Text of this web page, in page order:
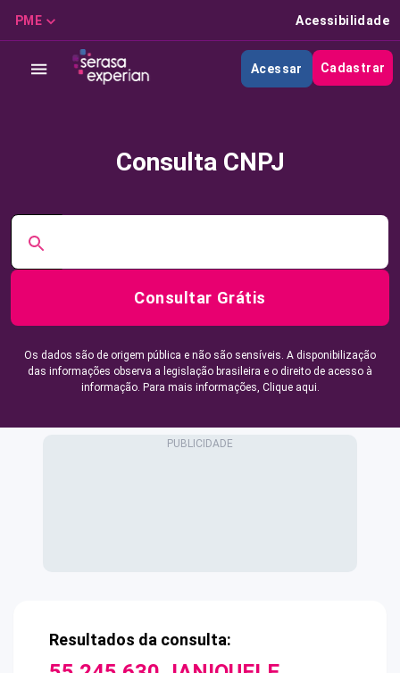
PME Acessibilidade
Acessar Cadastrar
Consulta CNPJ
Consultar Grátis
Os dados são de origem pública e não são sensíveis. A disponibilização
das informações observa a legislação brasileira e o direito de acesso à
informação. Para mais informações, Clique aqui.
Resultados da consulta: